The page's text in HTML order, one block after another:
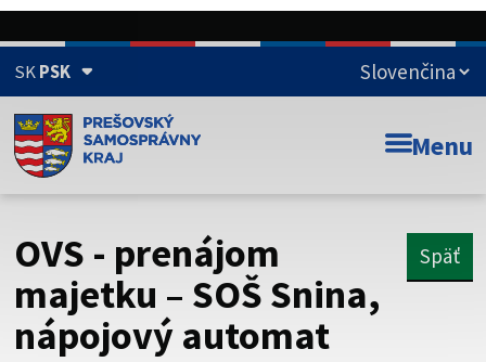
SKPSK
Doména psk.sk je oficiálna
Toto je oficiálna webová stránka Prešovského
Táto stránka je zabezpečená
Buďte pozorní a vždy sa uistite, že zdieľate informácie iba
cez zabezpečenú webovú stránku. Zabezpečená stránka
Menu
OVS - prenájom
majetku – SOŠ Snina,
nápojový automat
Späť